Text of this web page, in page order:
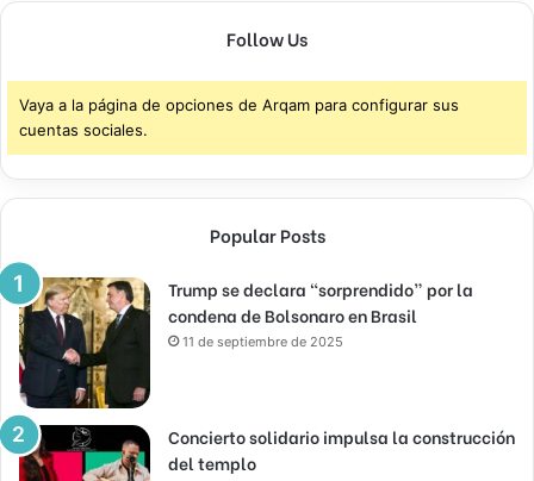
Follow Us
Vaya a la página de opciones de Arqam para configurar sus
cuentas sociales.
Popular Posts
Trump se declara “sorprendido” por la
condena de Bolsonaro en Brasil
11 de septiembre de 2025
Concierto solidario impulsa la construcción
del templo